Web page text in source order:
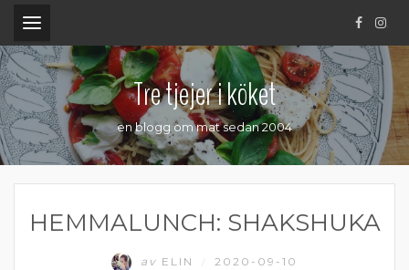
.
Tre tjejer i köket
en blogg om mat sedan 2004
HEMMALUNCH: SHAKSHUKA
av ELIN 2020-09-10